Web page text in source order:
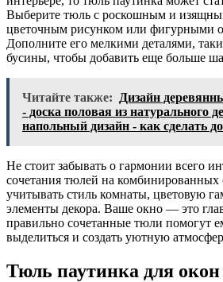
Выберите тюль с роскошным и
цветочным рисунком или фигурными
Дополните его мелкими деталями,
бусины, чтобы добавить еще больше
Читайте также:
Дизайн
- доска половая из натурального
напольный дизайн - как сделать
Не стоит забывать о гармонии всего
сочетания тюлей на
учитывать стиль комнаты, цветовую
элементы декора. Ваше окно — это
правильно сочетанные тюли помогут
выделиться и создать уютную
Тюль паутинка для окон